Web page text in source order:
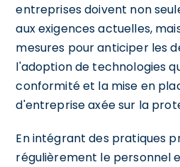
entreprises doivent non
aux exigences actuelles,
mesures pour anticiper les
l'adoption de technologies
conformité et la mise en
d'entreprise axée sur la
En intégrant des pratiques
régulièrement le personnel